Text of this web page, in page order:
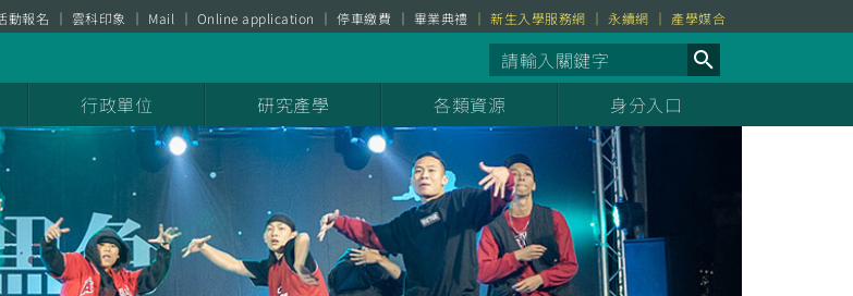
動報名 雲科印象 Mail Online application 停車繳費 畢業典禮 新生入學服務網 永續網 產學媒合
行政單位 研究產學 各類資源 身分入口